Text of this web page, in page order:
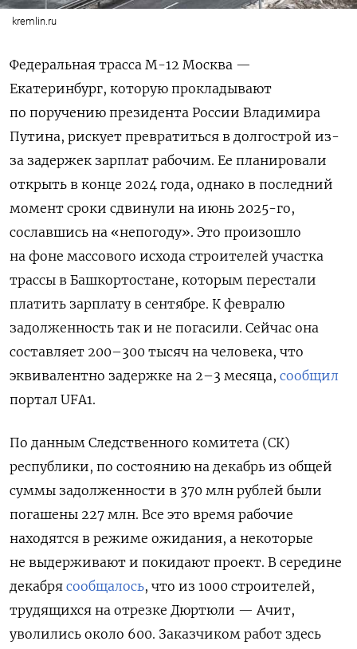
kremlin.ru
Федеральная трасса М-12 Москва —
Екатеринбург, которую прокладывают
по поручению президента России Владимира
Путина, рискует превратиться в долгострой из-
за задержек зарплат рабочим. Ее планировали
открыть в конце 2024 года, однако в последний
момент сроки сдвинули на июнь 2025-го,
сославшись на «непогоду». Это произошло
на фоне массового исхода строителей участка
трассы в Башкортостане, которым перестали
платить зарплату в сентябре. К февралю
задолженность так и не погасили. Сейчас она
составляет 200–300 тысяч на человека, что
эквивалентно задержке на 2–3 месяца, сообщил
портал UFA1.
По данным Следственного комитета (СК)
республики, по состоянию на декабрь из общей
суммы задолженности в 370 млн рублей были
погашены 227 млн. Все это время рабочие
находятся в режиме ожидания, а некоторые
не выдерживают и покидают проект. В середине
декабря сообщалось, что из 1000 строителей,
трудящихся на отрезке Дюртюли — Ачит,
уволились около 600. Заказчиком работ здесь